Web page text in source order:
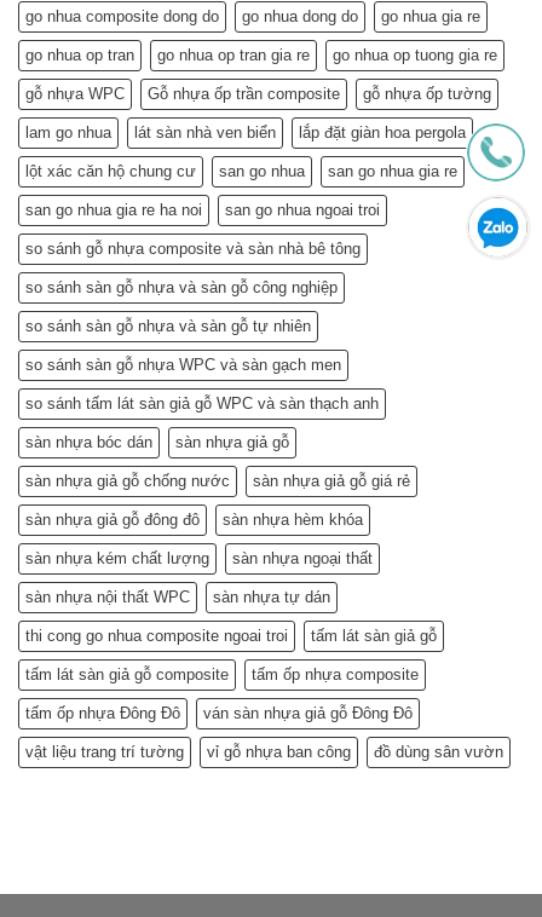
Không
Chỉ
Tiết
Kiệm
Mà
Còn…
An
Tâm
Sống
Khỏe
Nhà,
Khỏe
Túi
Tiền
–
Bí
Quyết
Chọn
và
Lắp
Đặt
(Gợi
ý
từ
chuyên
gia)
go nhua composite dong do go nhua dong do go nhua gia re
go nhua op tran go nhua op tran gia re go nhua op tuong gia re
gỗ nhựa WPC Gỗ nhựa ốp trần composite gỗ nhựa ốp tường
lam go nhua lát sàn nhà ven biển lắp đặt giàn hoa pergola
lột xác căn hộ chung cư san go nhua san go nhua gia re
san go nhua gia re ha noi san go nhua ngoai troi
so sánh gỗ nhựa composite và sàn nhà bê tông
so sánh sàn gỗ nhựa và sàn gỗ công nghiệp
so sánh sàn gỗ nhựa và sàn gỗ tự nhiên
so sánh sàn gỗ nhựa WPC và sàn gạch men
so sánh tấm lát sàn giả gỗ WPC và sàn thạch anh
sàn nhựa bóc dán sàn nhựa giả gỗ
sàn nhựa giả gỗ chống nước sàn nhựa giả gỗ giá rẻ
sàn nhựa giả gỗ đông đô sàn nhựa hèm khóa
sàn nhựa kém chất lượng sàn nhựa ngoại thất
sàn nhựa nội thất WPC sàn nhựa tự dán
thi cong go nhua composite ngoai troi tấm lát sàn giả gỗ
tấm lát sàn giả gỗ composite tấm ốp nhựa composite
tấm ốp nhựa Đông Đô ván sàn nhựa giả gỗ Đông Đô
vật liệu trang trí tường vỉ gỗ nhựa ban công đồ dùng sân vườn